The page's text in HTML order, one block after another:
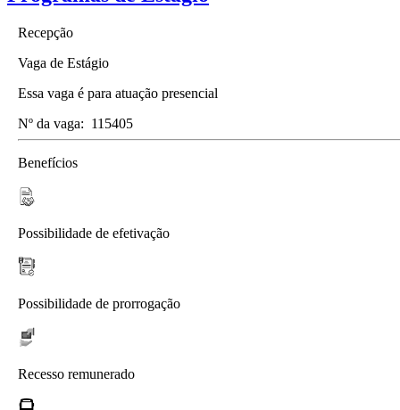
Recepção
Vaga de Estágio
Essa vaga é para atuação presencial
Nº da vaga: 115405
Benefícios
Possibilidade de efetivação
Possibilidade de prorrogação
Recesso remunerado